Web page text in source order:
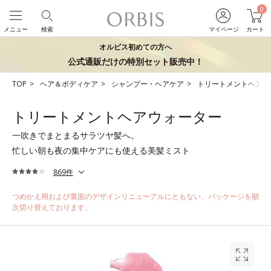
マイページ
0
カート
検索
メニュー
オルビス初めての方へ
公式通販だけの特別セット販売中！
TOP ヘア＆ボディケア シャンプー・ヘアケア トリートメントヘア
トリートメントヘアウォーター
一吹きでまとまるサラツヤ髪へ。
忙しい朝も夜の集中ケアにも使える美髪ミスト
869件
つめかえ用および裏面のデザインリニューアルにともない、パッケージを順
次切り替えております。